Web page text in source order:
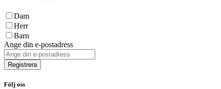
Dam
Herr
Barn
Ange din e-postadress
Registrera
Följ oss